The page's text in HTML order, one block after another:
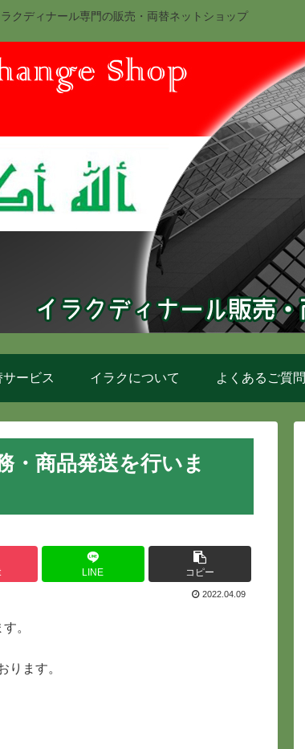
クディナール専門の販売・両替ネットショップ
ービス イラクについて よくあるご質問
・商品発送を行いま
LINE コピー
2022.04.09
。
ります。